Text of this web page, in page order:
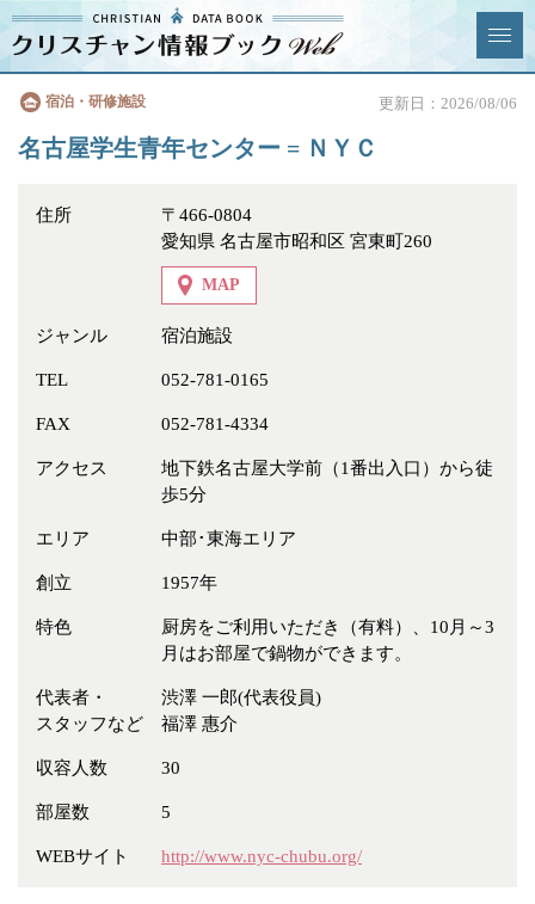
クリスチャン
情報ブックとは
News & Topics
情報掲載の変更・追加につい
ジャンル
冠婚葬祭 各種団体
教団教派
お店・企業・その他
フリーワード
宿泊・研修施設 更新日：2026/08/06
名古屋学生青年センター = ＮＹＣ
住所
〒466-0804
愛知県 名古屋市昭和区 宮東町260
MAP
ジャンル 宿泊施設
TEL 052-781-0165
FAX 052-781-4334
アクセス
地下鉄名古屋大学前（1番出入口）から徒
歩5分
エリア 中部･東海エリア
創立 1957年
特色
厨房をご利用いただき（有料）、10月～3
月はお部屋で鍋物ができます。
代表者・
スタッフなど
渋澤 一郎(代表役員)
福澤 惠介
収容人数 30
部屋数 5
WEBサイト http://www.nyc-chubu.org/